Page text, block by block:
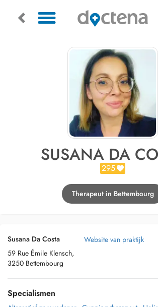
SUSANA DA
295
Therapeut in Bettembourg
Susana Da Costa
59 Rue Émile Klensch,
3250 Bettembourg
Website van praktijk
Specialismen